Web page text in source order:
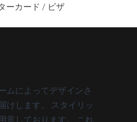
ーカード / ビザ
ムによってデザインさ
けします。 スタイリッ
意しております。 これ